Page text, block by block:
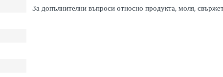
За допълнителни въпроси относно продукта, моля,